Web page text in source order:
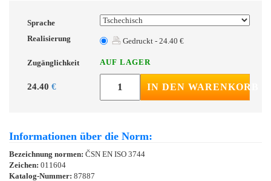
Sprache
Realisierung
Gedruckt - 24.40 €
Zugänglichkeit AUF LAGER
24.40 € IN DEN WARENKORB
Informationen über die Norm:
Bezeichnung normen: ČSN EN ISO 3744
Zeichen: 011604
Katalog-Nummer: 87887